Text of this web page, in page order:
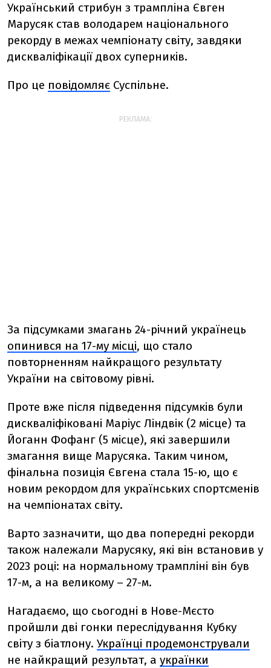
Український стрибун з трампліна Євген
Марусяк став володарем національного
рекорду в межах чемпіонату світу, завдяки
дискваліфікації двох суперників.
Про це повідомляє Суспільне.
РЕКЛАМА:
За підсумками змагань 24-річний українець
опинився на 17-му місці, що стало
повторненням найкращого результату
України на світовому рівні.
Проте вже після підведення підсумків були
дискваліфіковані Маріус Ліндвік (2 місце) та
Йоганн Фофанг (5 місце), які завершили
змагання вище Марусяка. Таким чином,
фінальна позиція Євгена стала 15-ю, що є
новим рекордом для українських спортсменів
на чемпіонатах світу.
Варто зазначити, що два попередні рекорди
також належали Марусяку, які він встановив у
2023 році: на нормальному трампліні він був
17-м, а на великому – 27-м.
Нагадаємо, що сьогодні в Нове-Мєсто
пройшли дві гонки переслідування Кубку
світу з біатлону. Українці продемонстрували
не найкращий результат, а українки